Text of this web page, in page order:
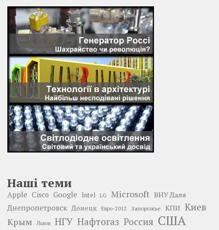
Наші теми
Apple Cisco Google Intel LG Microsoft ВНУ Даля
Днепропетровск Донецк Евро-2012 Запорожье КПИ Киев
Крым Львов НГУ Нафтогаз Россия США